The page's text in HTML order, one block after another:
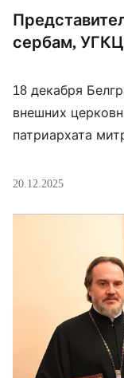
сербам,
18 декабря
внешних
патриархата
РПЦ он посетил
канонического
день с
Московский
соседнюю
Рябуха,
20.12.2025